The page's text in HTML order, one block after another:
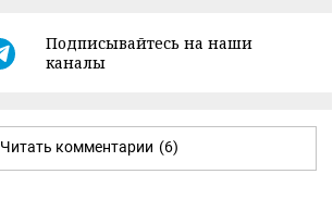
Подписывайтесь на наши
каналы
Читать комментарии (6)